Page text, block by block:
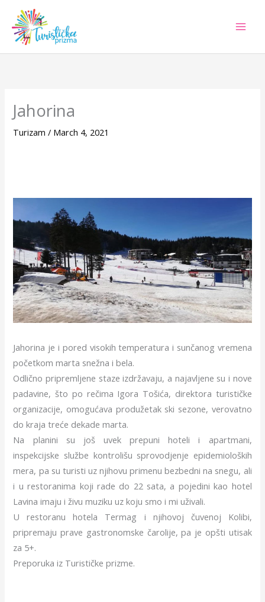
content
Jahorina
Turizam / March 4, 2021
Jahorina je i pored visokih temperatura i sunčanog vremena
početkom marta snežna i bela.
Odlično pripremljene staze izdržavaju, a najavljene su i nove
padavine, što po rečima Igora Tošića, direktora turističke
organizacije, omogućava produžetak ski sezone, verovatno
do kraja treće dekade marta.
Na planini su još uvek prepuni hoteli i apartmani,
inspekcijske službe kontrolišu sprovodjenje epidemioloških
mera, pa su turisti uz njihovu primenu bezbedni na snegu, ali
i u restoranima koji rade do 22 sata, a pojedini kao hotel
Lavina imaju i živu muziku uz koju smo i mi uživali.
U restoranu hotela Termag i njihovoj čuvenoj Kolibi,
pripremaju prave gastronomske čarolije, pa je opšti utisak
za 5+.
Preporuka iz Turističke prizme.